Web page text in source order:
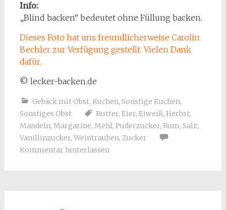
Info:
„Blind backen“ bedeutet ohne Füllung backen.
Dieses Foto hat uns freundlicherweise Carolin
Bechler zur Verfügung gestellt. Vielen Dank
dafür.
© lecker-backen.de
Gebäck mit Obst, Kuchen, Sonstige Kuchen,
Sonstiges Obst
Butter, Eier, Eiweiß, Herbst,
Mandeln, Margarine, Mehl, Puderzucker, Rum, Salz,
Vanillinzucker, Weintrauben, Zucker
Kommentar hinterlassen